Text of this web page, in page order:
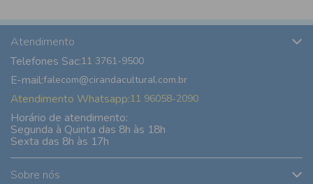
Sobre nós
Atendimento
Telefones Sac:11 3761-9500
E-mail:falecom@cirandacultural.com.br
Atendimento Whatsapp:11 96058-2090
Horário de atendimento:
Segunda à Quinta das 8h às 18h
Sexta das 8h às 17h